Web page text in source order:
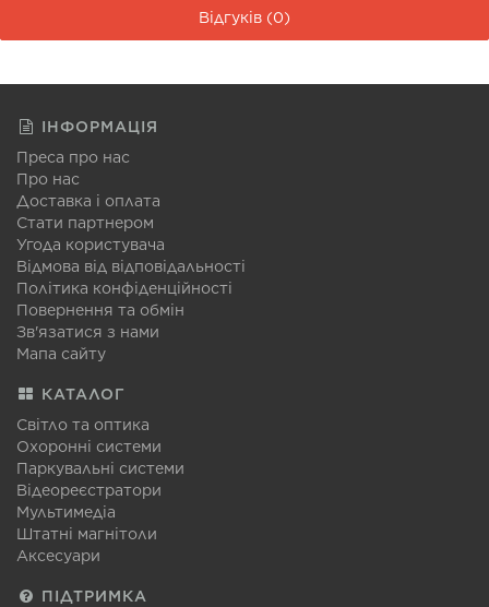
Відгуків (0)
ІНФОРМАЦІЯ
Преса про нас
Про нас
Доставка і оплата
Стати партнером
Угода користувача
Відмова від відповідальності
Політика конфіденційності
Повернення та обмін
Зв'язатися з нами
Мапа сайту
КАТАЛОГ
Світло та оптика
Охоронні системи
Паркувальні системи
Відеореєстратори
Мультимедіа
Штатні магнітоли
Аксесуари
ПІДТРИМКА